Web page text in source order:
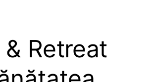
Retreat